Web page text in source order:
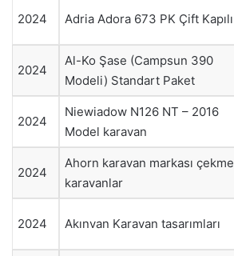
2024 Adria Adora 673 PK Çift Kapılı
2024
Al-Ko Şase (Campsun 390
Modeli) Standart Paket
2024
Niewiadow N126 NT – 2016
Model karavan
2024
Ahorn karavan markası çekme
karavanlar
2024 Akınvan Karavan tasarımları